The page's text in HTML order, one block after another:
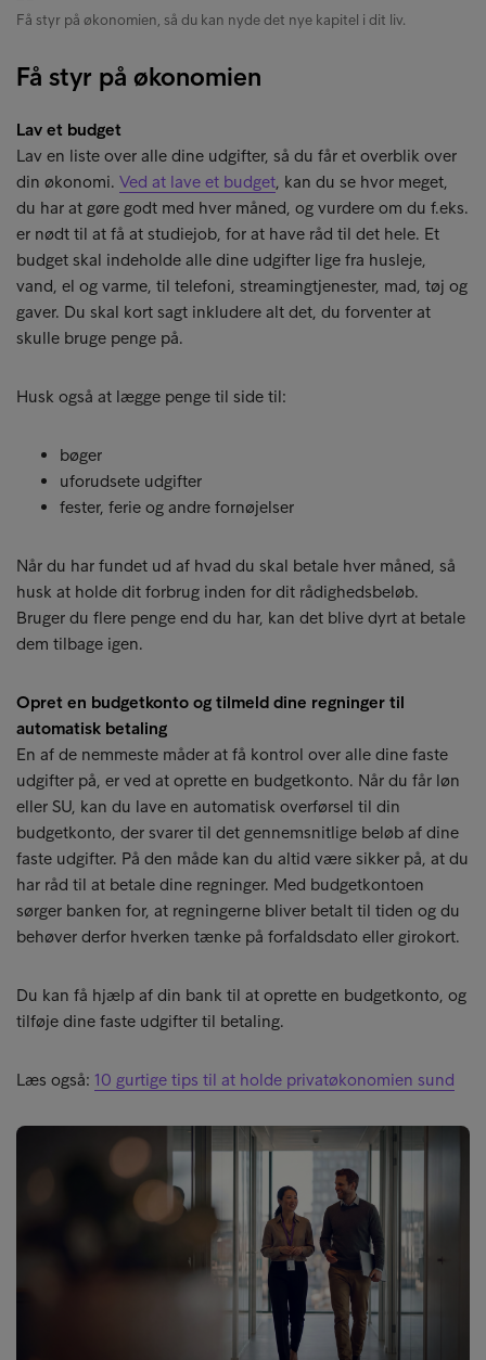
Få styr på økonomien, så du kan nyde det nye kapitel i dit liv.
Få styr på økonomien
Lav et budget
Lav en liste over alle dine udgifter, så du får et overblik over
din økonomi. Ved at lave et budget, kan du se hvor meget,
du har at gøre godt med hver måned, og vurdere om du f.eks.
er nødt til at få at studiejob, for at have råd til det hele. Et
budget skal indeholde alle dine udgifter lige fra husleje,
vand, el og varme, til telefoni, streamingtjenester, mad, tøj og
gaver. Du skal kort sagt inkludere alt det, du forventer at
skulle bruge penge på.
Husk også at lægge penge til side til:
bøger
uforudsete udgifter
fester, ferie og andre fornøjelser
Når du har fundet ud af hvad du skal betale hver måned, så
husk at holde dit forbrug inden for dit rådighedsbeløb.
Bruger du flere penge end du har, kan det blive dyrt at betale
dem tilbage igen.
Opret en budgetkonto og tilmeld dine regninger til
automatisk betaling
En af de nemmeste måder at få kontrol over alle dine faste
udgifter på, er ved at oprette en budgetkonto. Når du får løn
eller SU, kan du lave en automatisk overførsel til din
budgetkonto, der svarer til det gennemsnitlige beløb af dine
faste udgifter. På den måde kan du altid være sikker på, at du
har råd til at betale dine regninger. Med budgetkontoen
sørger banken for, at regningerne bliver betalt til tiden og du
behøver derfor hverken tænke på forfaldsdato eller girokort.
Du kan få hjælp af din bank til at oprette en budgetkonto, og
tilføje dine faste udgifter til betaling.
Læs også: 10 gurtige tips til at holde privatøkonomien sund